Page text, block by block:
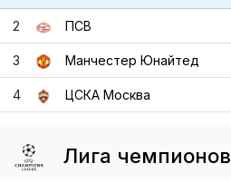
2 ПСВ
3 Манчестер Юнайтед
4 ЦСКА Москва
Лига чемпионов